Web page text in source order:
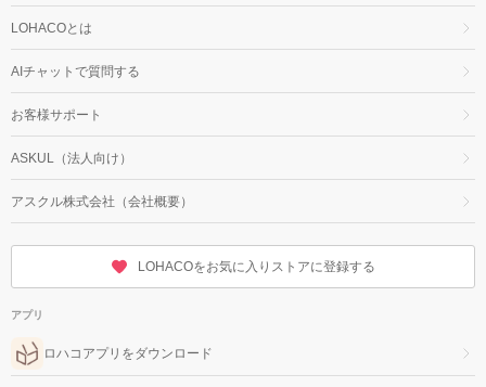
LOHACOとは
AIチャットで質問する
お客様サポート
ASKUL（法人向け）
アスクル株式会社（会社概要）
LOHACOをお気に入りストアに登録する
アプリ
ロハコアプリをダウンロード